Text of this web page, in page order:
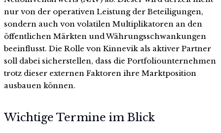
nur von der operativen Leistung der Beteiligungen,
sondern auch von volatilen Multiplikatoren an den
öffentlichen Märkten und Währungsschwankungen
beeinflusst. Die Rolle von Kinnevik als aktiver Partner
soll dabei sicherstellen, dass die Portfoliounternehmen
trotz dieser externen Faktoren ihre Marktposition
ausbauen können.
Wichtige Termine im Blick